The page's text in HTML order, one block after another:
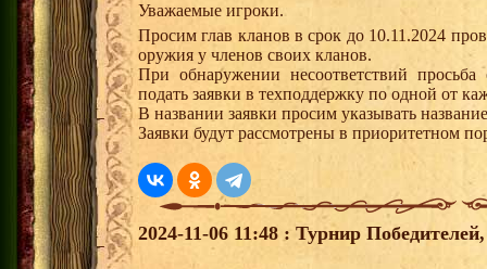
Уважаемые игроки.
Просим глав кланов в срок до 10.11.2024
оружия у членов своих кланов.
При обнаружении несоответствий
подать заявки в техподдержку по одной от
В названии заявки просим указывать
Заявки будут рассмотрены в приоритетном
2024-11-06 11:48 : Турнир